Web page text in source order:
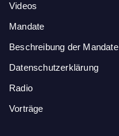
Videos
Mandate
Beschreibung der Mandate
Datenschutzerklärung
Radio
Vorträge